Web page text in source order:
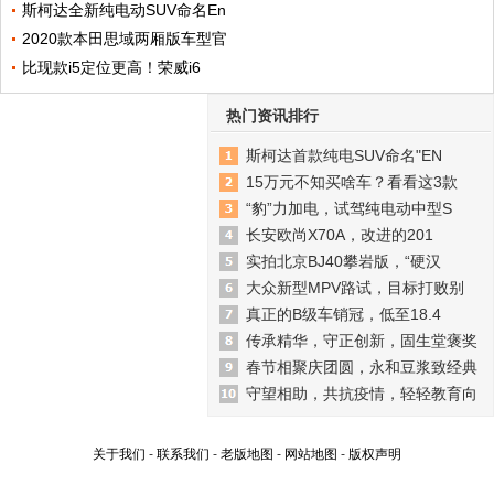
斯柯达全新纯电动SUV命名En
2020款本田思域两厢版车型官
比现款i5定位更高！荣威i6
热门资讯排行
斯柯达首款纯电SUV命名"EN
15万元不知买啥车？看看这3款
“豹”力加电，试驾纯电动中型S
长安欧尚X70A，改进的201
实拍北京BJ40攀岩版，“硬汉
大众新型MPV路试，目标打败别
真正的B级车销冠，低至18.4
传承精华，守正创新，固生堂褒奖
春节相聚庆团圆，永和豆浆致经典
守望相助，共抗疫情，轻轻教育向
关于我们 - 联系我们 - 老版地图 - 网站地图 - 版权声明